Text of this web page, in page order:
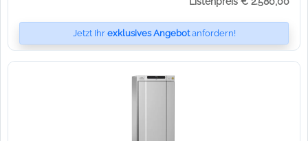
Jetzt Ihr exklusives Angebotanfordern!